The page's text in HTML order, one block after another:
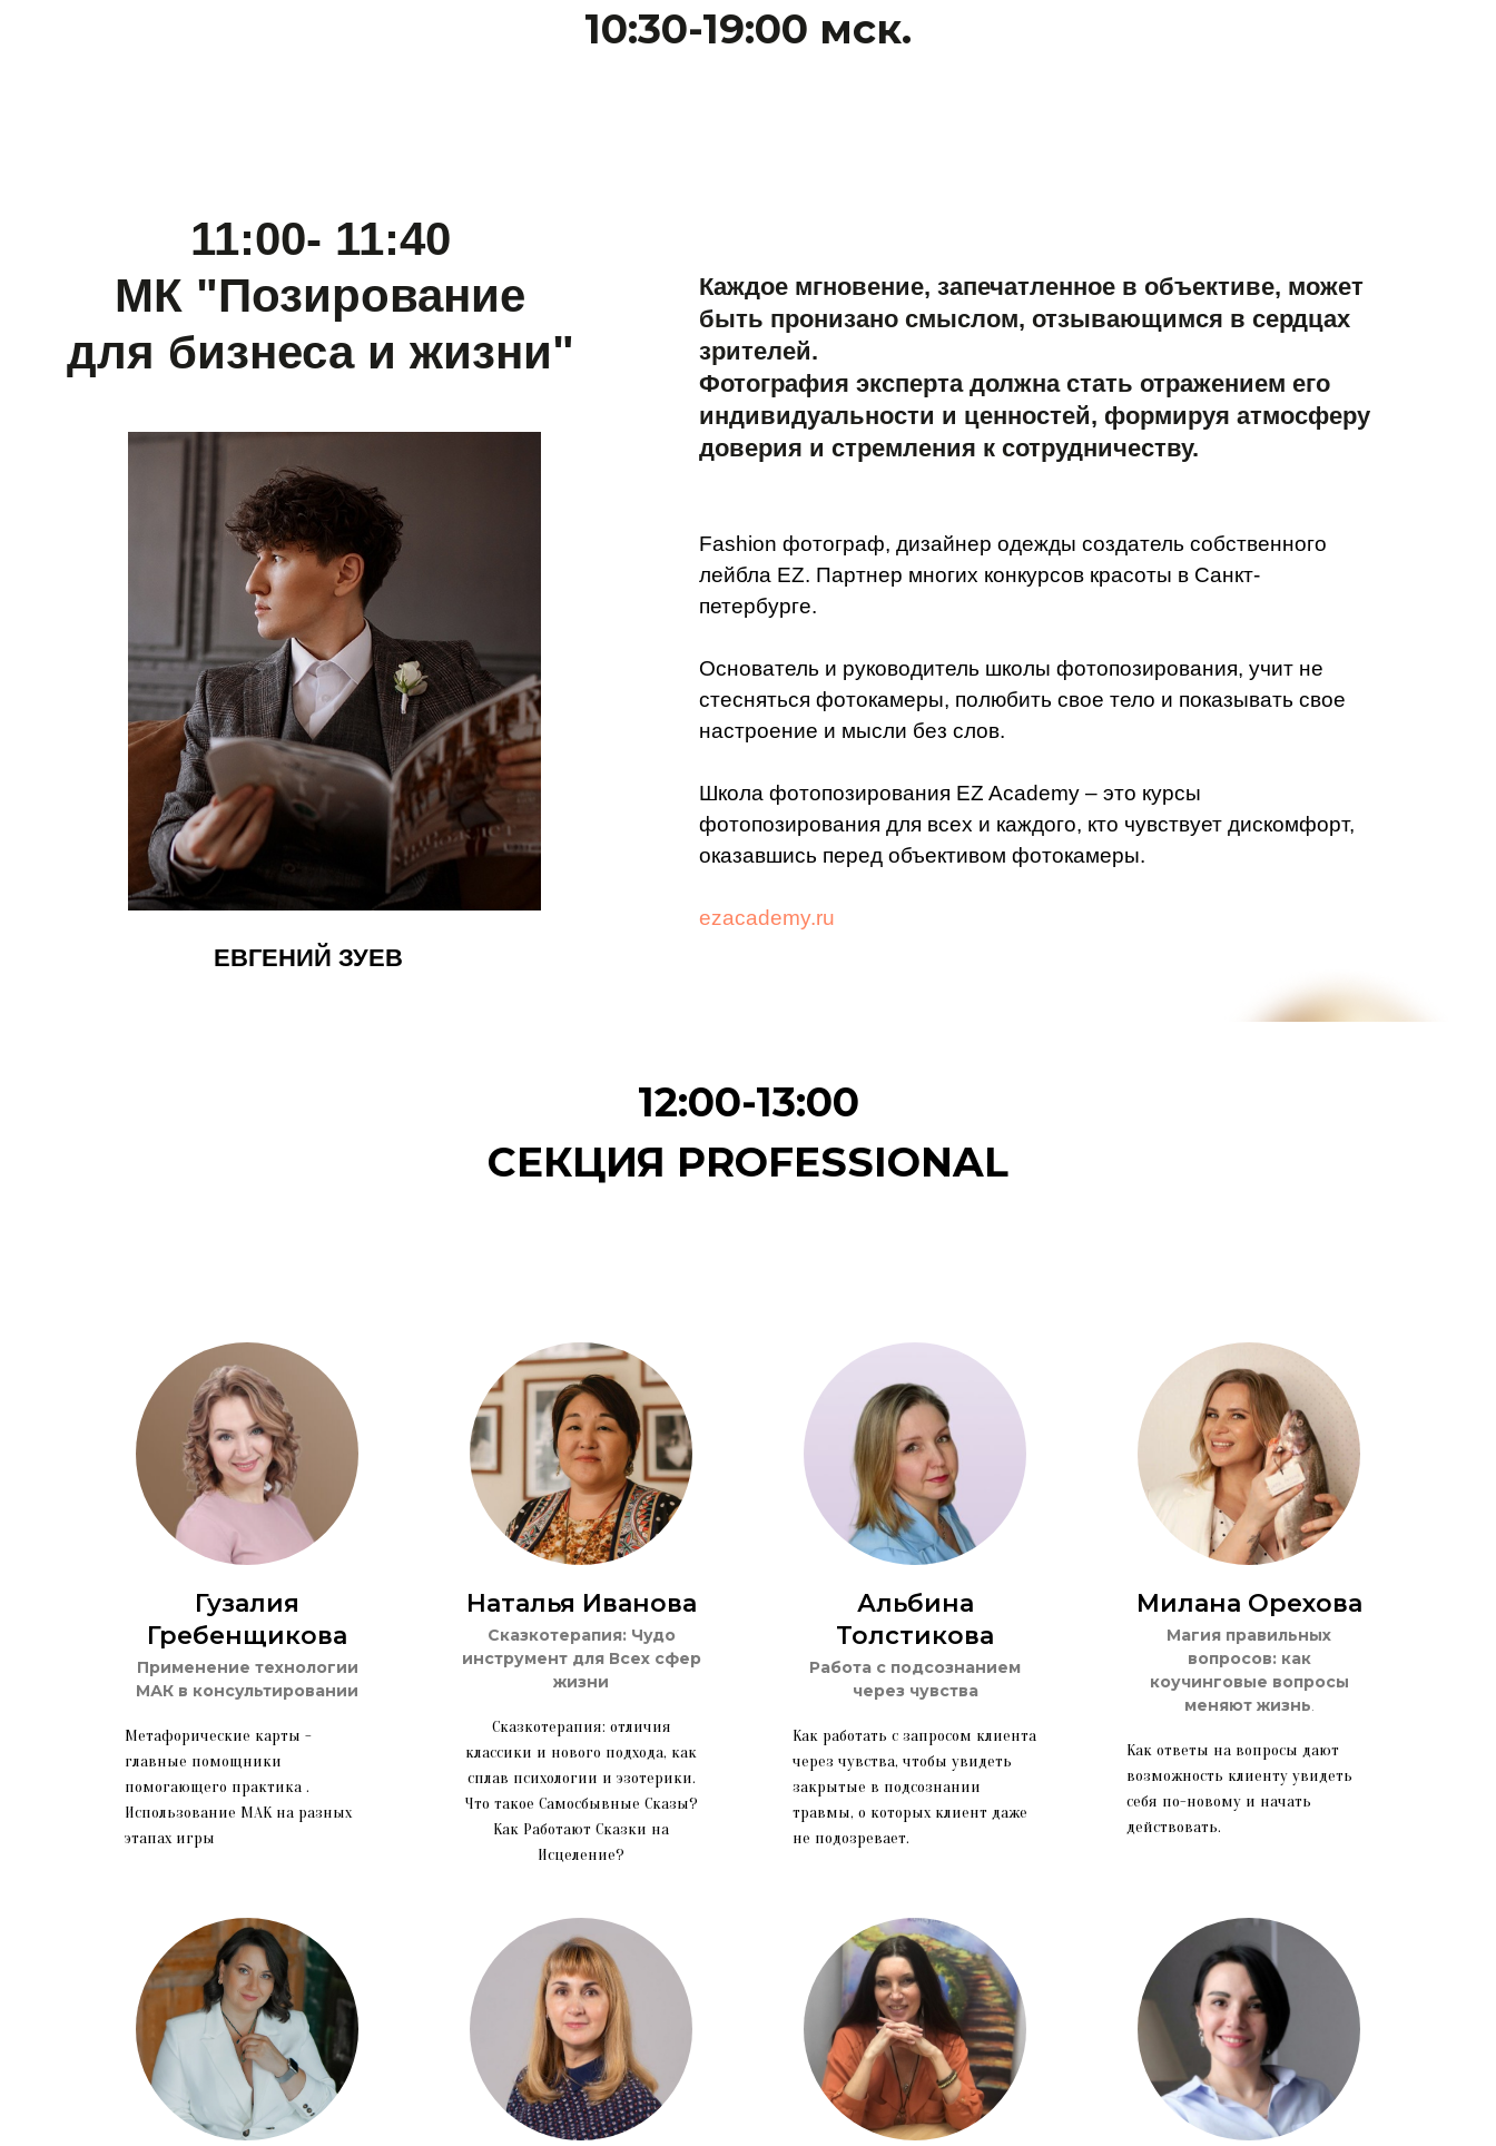
10:30-19:00 мск.
11:00- 11:40
МК "Позирование
для бизнеса и жизни"
Fashion фотограф, дизайнер одежды создатель собственного
лейбла EZ. Партнер многих конкурсов красоты в Санкт-
петербурге.
Основатель и руководитель школы фотопозирования, учит не
стесняться фотокамеры, полюбить свое тело и показывать свое
настроение и мысли без слов.
Школа фотопозирования EZ Academy – это курсы
фотопозирования для всех и каждого, кто чувствует дискомфорт,
оказавшись перед объективом фотокамеры.
ezacademy.ru
Каждое мгновение, запечатленное в объективе, может
быть пронизано смыслом, отзывающимся в сердцах
зрителей.
Фотография эксперта должна стать отражением его
индивидуальности и ценностей, формируя атмосферу
доверия и стремления к сотрудничеству.
ЕВГЕНИЙ ЗУЕВ
12:00-13:00
СЕКЦИЯ PROFESSIONAL
Гузалия
Гребенщикова
Применение технологии
МАК в консультировании
Метафорические карты -
главные помощники
помогающего практика .
Использование МАК на разных
этапах игры
Наталья Иванова
Сказкотерапия: Чудо
инструмент для Всех сфер
жизни
Сказкотерапия: отличия
классики и нового подхода, как
сплав психологии и эзотерики.
Что такое Самосбывные Сказы?
Как Работают Сказки на
Исцеление?
Альбина
Толстикова
Работа с подсознанием
через чувства
Как работать с запросом клиента
через чувства, чтобы увидеть
закрытые в подсознании
травмы, о которых клиент даже
не подозревает.
Милана Орехова
Магия правильных
вопросов: как
коучинговые вопросы
меняют жизнь.
Как ответы на вопросы дают
возможность клиенту увидеть
себя по-новому и начать
действовать.